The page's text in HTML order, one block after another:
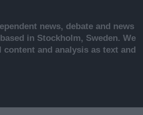
news, debate and news
in Stockholm, Sweden. We
and analysis as text and